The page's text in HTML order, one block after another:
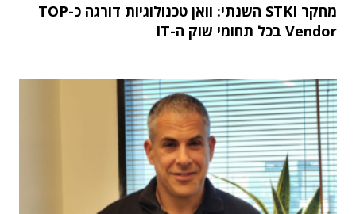
מחקר STKI השנתי: וואן טכנולוגיות דורגה כ-TOP
Vendor בכל תחומי שוק ה-IT